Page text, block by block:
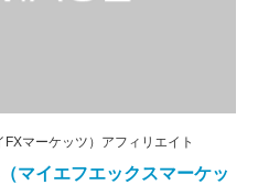
FXマーケッツ）アフィリエイト
マイエフエックスマーケッ